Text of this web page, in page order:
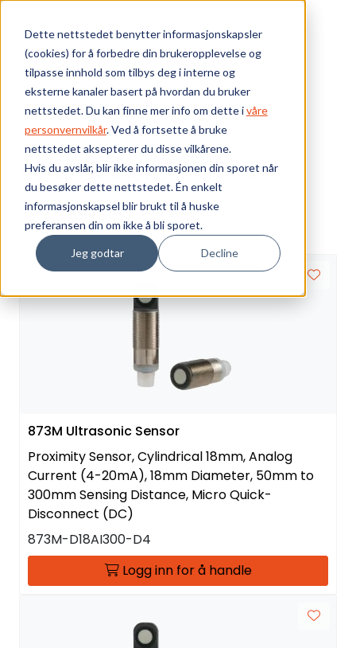
Dette nettstedet benytter informasjonskapsler
(cookies) for å forbedre din brukeropplevelse og
tilpasse innhold som tilbys deg i interne og
eksterne kanaler basert på hvordan du bruker
nettstedet. Du kan finne mer info om dette ivåre
personvernvilkår. Ved å fortsette å bruke
nettstedet aksepterer du disse vilkårene.
Hvis du avslår, blir ikke informasjonen din sporet når
du besøker dette nettstedet. Én enkelt
informasjonskapsel blir brukt til å huske
preferansen din om ikke å bli sporet.
Jeg godtar Decline
Skip to main content
Webshop Sensorer og givere
Ultralydsgivere
873M General Purpose
873M General Purpose
Visning
873M Ultrasonic Sensor
Proximity Sensor, Cylindrical 18mm, Analog
Current (4-20mA), 18mm Diameter, 50mm to
300mm Sensing Distance, Micro Quick-
Disconnect (DC)
873M-D18AI300-D4
Logg inn for å handle
Bærekraft
Vi tilbyr
Ressurser
Om oss